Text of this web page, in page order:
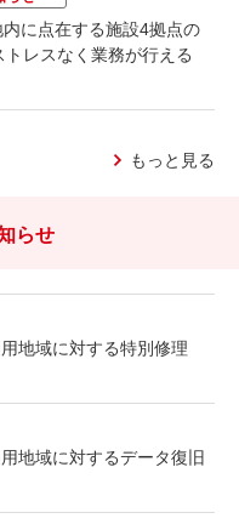
内に点在する施設4拠点の
トレスなく業務が行える
もっと見る
らせ
地域に対する特別修理
地域に対するデータ復旧